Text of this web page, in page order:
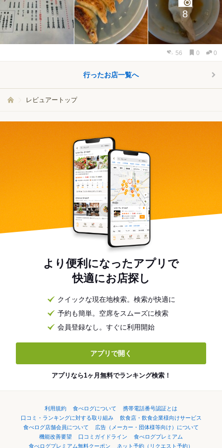
8
56 0 0
行ったお店一覧へ
レビュアートップ
より便利になったアプリで
快適にお店探し
クイックな現在地検索。検索が快適に
予約も簡単。空席をスムーズに検索
会員登録なし。すぐに利用開始
アプリで開く
アプリなら1ヶ月無料でランキング検索！
利用規約 食べログについて
携帯電話番号認証とは
口コミ・ランキングに対する取り組み
飲食店・飲食企業様向けサービス
食べログ店舗会員について
広告（メーカー・団体様等向け）について
機能改善要望
口コミガイドライン
食べログプレミアム
食べログプレミアム無料クーポン
ネット予約（リクエスト予約）